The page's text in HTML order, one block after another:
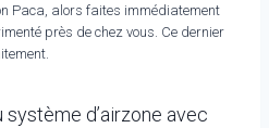
Paca, alors faites immédiatement
près de chez vous. Ce dernier
d’airzone avec